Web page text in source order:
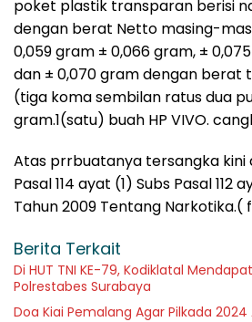
poket plastik transparan berisi
dengan berat Netto masing-
0,059 gram ± 0,066 gram, ±
dan ± 0,070 gram dengan berat
(tiga koma sembilan ratus dua
gram.1(satu) buah HP VIVO.
Atas prrbuatanya tersangka kini
Pasal 114 ayat (1) Subs Pasal 112
Tahun 2009 Tentang Narkotika.(
Berita Terkait
Di HUT TNI KE-79, Kodiklatal
Polrestabes Surabaya
Doa Kiai Pemalang Agar Pilkada